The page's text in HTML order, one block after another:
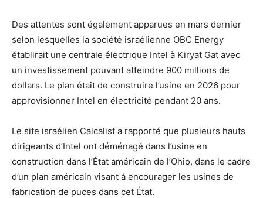
Des attentes sont également apparues en mars dernier
selon lesquelles la société israélienne OBC Energy
établirait une centrale électrique Intel à Kiryat Gat avec
un investissement pouvant atteindre 900 millions de
dollars. Le plan était de construire l’usine en 2026 pour
approvisionner Intel en électricité pendant 20 ans.
Le site israélien Calcalist a rapporté que plusieurs hauts
dirigeants d’Intel ont déménagé dans l’usine en
construction dans l’État américain de l’Ohio, dans le cadre
d’un plan américain visant à encourager les usines de
fabrication de puces dans cet État.